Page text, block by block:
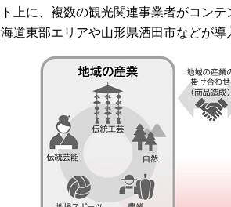
ト上に、複数の観光関連事業者がコン
海道東部エリアや山形県酒田市などが導